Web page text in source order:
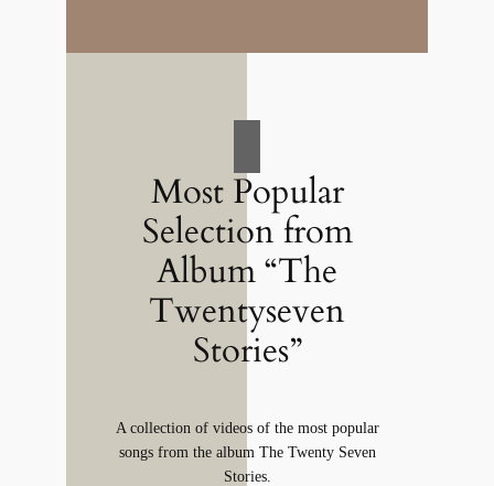
Most Popular
Selection from
Album “The
Twentyseven
Stories”
A collection of videos of the most popular
songs from the album The Twenty Seven
Stories.